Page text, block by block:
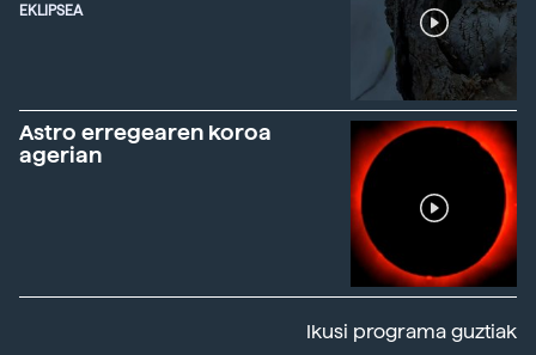
EKLIPSEA
Astro erregearen koroa
agerian
Ikusi programa guztiak